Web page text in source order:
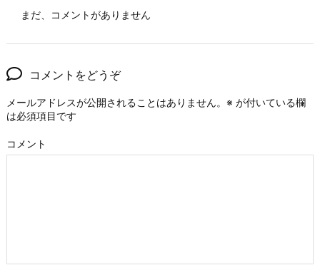
まだ、コメントがありません
コメントをどうぞ
メールアドレスが公開されることはありません。 ※ が付いている欄
は必須項目です
コメント